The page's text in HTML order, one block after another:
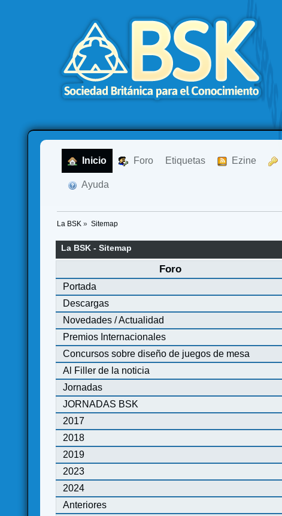
Inicio Foro Etiquetas Ezine
Ayuda
La BSK » Sitemap
La BSK - Sitemap
Foro
Portada
Descargas
Novedades / Actualidad
Premios Internacionales
Concursos sobre diseño de juegos de mesa
Al Filler de la noticia
Jornadas
JORNADAS BSK
2017
2018
2019
2023
2024
Anteriores